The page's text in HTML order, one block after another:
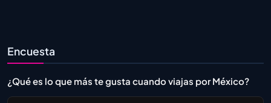
Encuesta
¿Qué es lo que más te gusta cuando viajas por México?